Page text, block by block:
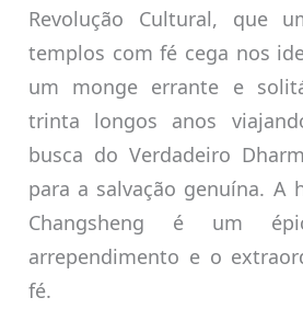
Revolução Cultural, que
templos com fé cega nos
um monge errante e
trinta longos anos
busca do Verdadeiro
para a salvação genuína. A
Changsheng é um
arrependimento e o
fé.